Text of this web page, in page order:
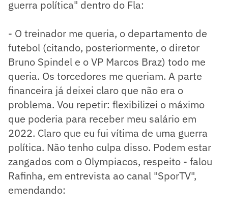
guerra política" dentro do Fla:
- O treinador me queria, o departamento de
futebol (citando, posteriormente, o diretor
Bruno Spindel e o VP Marcos Braz) todo me
queria. Os torcedores me queriam. A parte
financeira já deixei claro que não era o
problema. Vou repetir: flexibilizei o máximo
que poderia para receber meu salário em
2022. Claro que eu fui vítima de uma guerra
política. Não tenho culpa disso. Podem estar
zangados com o Olympiacos, respeito - falou
Rafinha, em entrevista ao canal "SporTV",
emendando: